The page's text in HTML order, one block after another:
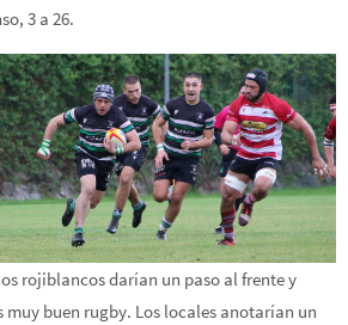
3 a 26.
rojiblancos darían un paso al frente y
buen rugby. Los locales anotarían un